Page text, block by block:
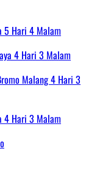
5 Hari 4 Malam
Malang 4 Hari 3
4 Hari 3 Malam